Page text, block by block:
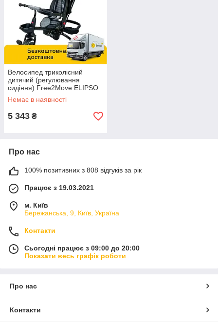
Велосипед триколісний
дитячий (регулювання
сидіння) Free2Move ELIPSO
black grey
Немає в наявності
5 343 ₴
Про нас
100% позитивних з 808 відгуків за рік
Працює з 19.03.2021
м. Київ
Бережанська, 9, Київ, Україна
Контакти
Сьогодні працює з 09:00 до 20:00
Показати весь графік роботи
Про нас
Контакти